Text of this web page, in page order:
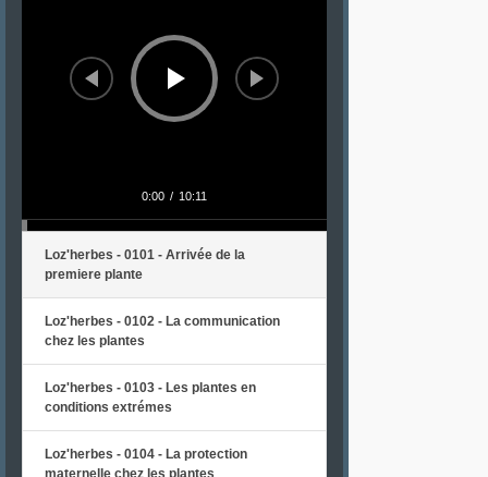
0:00 / 10:11
Loz'herbes - 0101 - Arrivée de la
premiere plante
Loz'herbes - 0102 - La communication
chez les plantes
Loz'herbes - 0103 - Les plantes en
conditions extrémes
Loz'herbes - 0104 - La protection
maternelle chez les plantes